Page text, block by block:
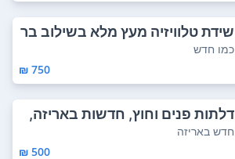
שידת טלוויזיה מעץ מלא בשילוב בר
זל שחור, ...
כמו חדש
750 ₪
דלתות פנים וחוץ, חדשות באריזה,
בגדלים שו...
חדש באריזה
500 ₪